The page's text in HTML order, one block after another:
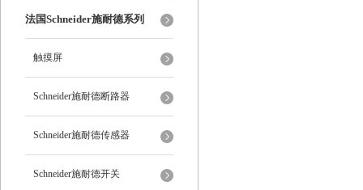
法国Schneider施耐德系列
触摸屏
Schneider施耐德断路器
Schneider施耐德传感器
Schneider施耐德开关